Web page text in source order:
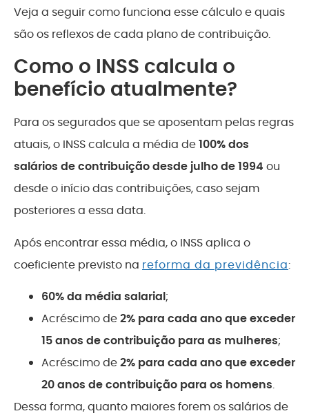
Veja a seguir como funciona esse cálculo e quais
são os reflexos de cada plano de contribuição.
Como o INSS calcula o
benefício atualmente?
Para os segurados que se aposentam pelas regras
atuais, o INSS calcula a média de100% dos
salários de contribuição desde julho de 1994 ou
desde o início das contribuições, caso sejam
posteriores a essa data.
Após encontrar essa média, o INSS aplica o
coeficiente previsto na reforma da previdência:
60% da média salarial;
Acréscimo de2% para cada ano que exceder
15 anos de contribuição para as mulheres;
Acréscimo de2% para cada ano que exceder
20 anos de contribuição para os homens.
Dessa forma, quanto maiores forem os salários de